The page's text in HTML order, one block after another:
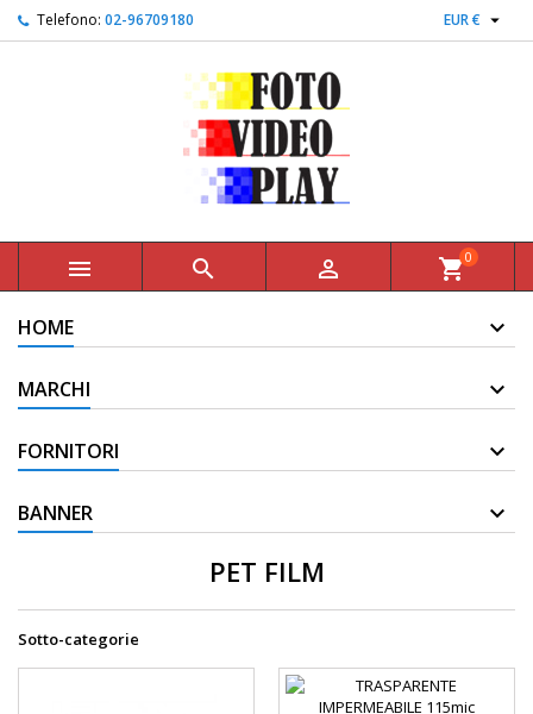
Telefono: 02-96709180 EUR € 
   shopping_cart0
HOME
MARCHI
FORNITORI
BANNER
PET FILM
Sotto-categorie